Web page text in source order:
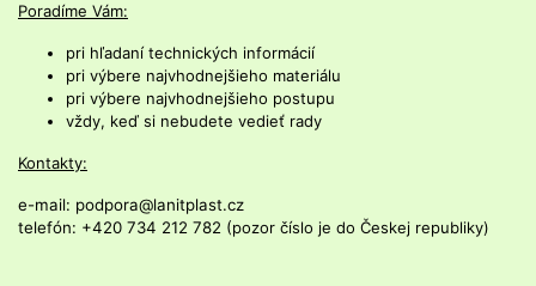
Poradíme Vám:
pri hľadaní technických informácií
pri výbere najvhodnejšieho materiálu
pri výbere najvhodnejšieho postupu
vždy, keď si nebudete vedieť rady
Kontakty:
e-mail: podpora@lanitplast.cz
telefón: +420 734 212 782 (pozor číslo je do Českej republiky)